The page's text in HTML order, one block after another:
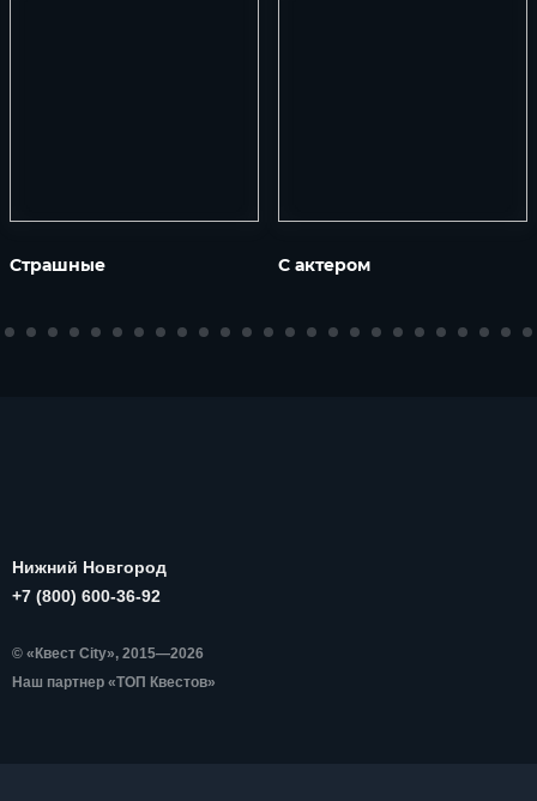
Страшные С актером
Нижний Новгород
+7 (800) 600-36-92
© «Квест City», 2015—2026
Наш партнер «ТОП Квестов»